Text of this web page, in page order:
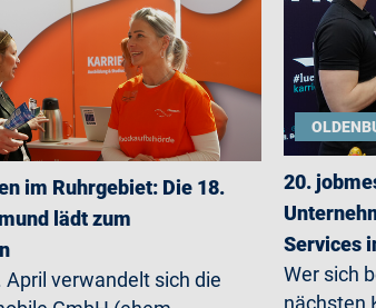
im Ruhrgebiet: Die 18.
lädt zum
April verwandelt sich die
20.
Services
Wer sich
nächsten